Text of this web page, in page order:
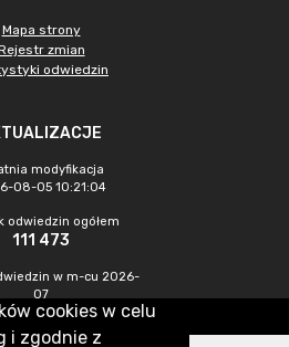
Mapa strony
zmian
odwiedzin
modyfikacja
08-05 10:21:04
odwiedzin ogółem
111 473
w m-cu 2026-
07
1 582
cookies w celu
i zgodnie z